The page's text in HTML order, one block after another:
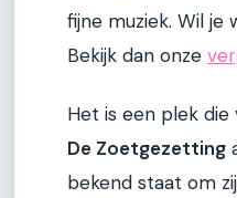
fijne muziek. Wil
Bekijk dan onze
Het is een plek
De Zoetgezetting
bekend staat om